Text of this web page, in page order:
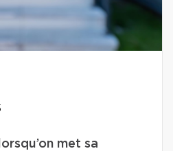
met sa